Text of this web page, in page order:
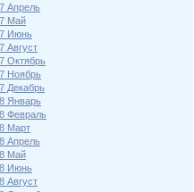
Апрель
Май
Июнь
Август
Октябрь
Ноябрь
Декабрь
Январь
Февраль
Март
Апрель
Май
Июнь
Август